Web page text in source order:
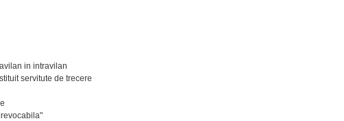
in intravilan
servitute de trecere